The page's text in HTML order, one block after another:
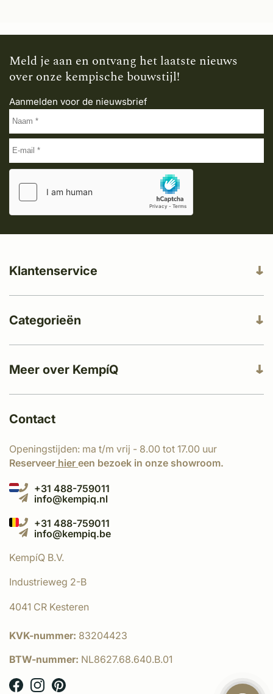
Meld je aan en ontvang het laatste nieuws
over onze kempische bouwstijl!
Aanmelden voor de nieuwsbrief
Meer over KempíQ
Klantenservice
Categorieën
Contact
Openingstijden: ma t/m vrij - 8.00 tot 17.00 uur
Reserveer hier een bezoek in onze showroom.
+31 488-759011
info@kempiq.nl
+31 488-759011
info@kempiq.be
KempíQ B.V.
Industrieweg 2-B
4041 CR Kesteren
KVK-nummer: 83204423
BTW-nummer: NL8627.68.640.B.01